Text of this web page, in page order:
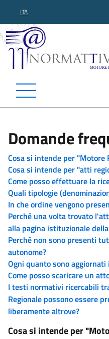
ITA
Domande
Cosa si intende per "Motore
Cosa si intende per "atti
Come posso effettuare la
Quali tipologie
In che ordine vengono
Perché una volta trovato
alla pagina istituzionale
Perché non sono presenti
autonome?
Ogni quanto sono
Come posso scaricare un
I testi normativi ricercabili
Regionale possono essere
liberamente altrove?
Cosa si intende per